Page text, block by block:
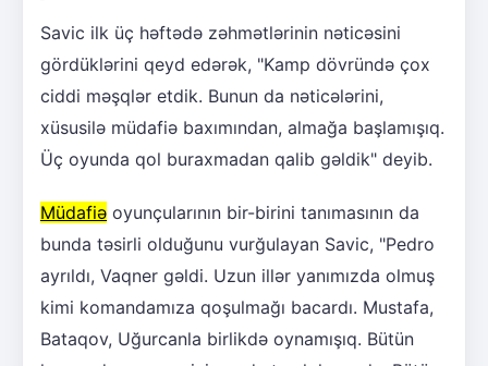
Savic ilk üç həftədə zəhmətlərinin nəticəsini
gördüklərini qeyd edərək, "Kamp dövründə çox
ciddi məşqlər etdik. Bunun da nəticələrini,
xüsusilə müdafiə baxımından, almağa başlamışıq.
Üç oyunda qol buraxmadan qalib gəldik" deyib.
Müdafiə oyunçularının bir-birini tanımasının da
bunda təsirli olduğunu vurğulayan Savic, "Pedro
ayrıldı, Vaqner gəldi. Uzun illər yanımızda olmuş
kimi komandamıza qoşulmağı bacardı. Mustafa,
Bataqov, Uğurcanla birlikdə oynamışıq. Bütün